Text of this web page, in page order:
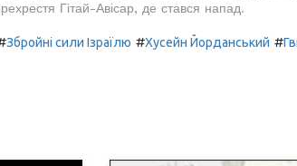
Гітай-Авісар, де стався напад.
Збройні сили Ізраїлю #Хусейн Йорданський #